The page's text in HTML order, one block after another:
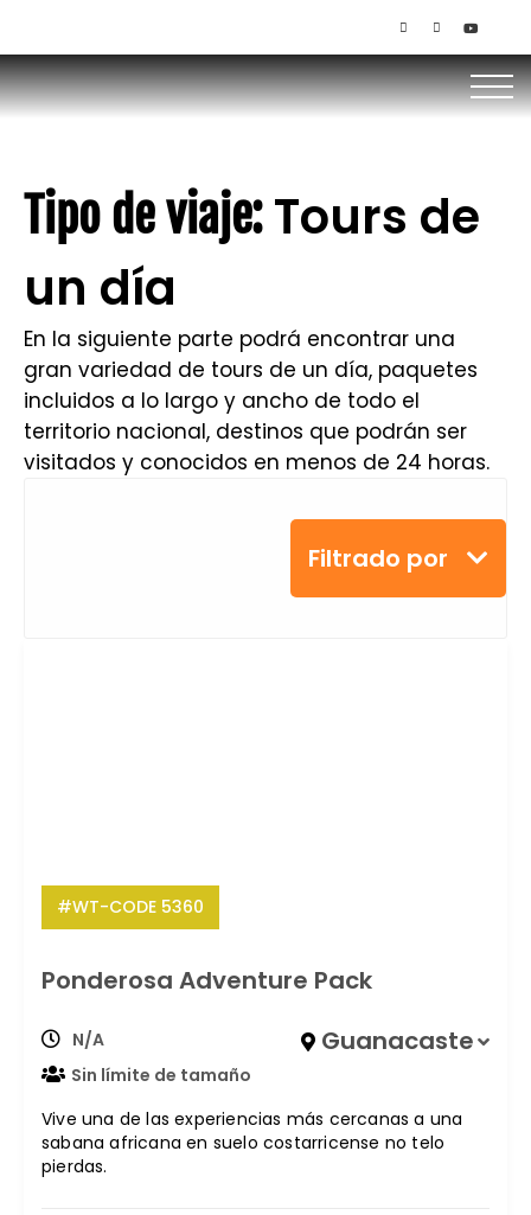
Tipo de viaje: Tours de
un día
En la siguiente parte podrá encontrar una
gran variedad de tours de un día, paquetes
incluidos a lo largo y ancho de todo el
territorio nacional, destinos que podrán ser
visitados y conocidos en menos de 24 horas.
Filtrado por
#WT-CODE 5360
Ponderosa Adventure Pack
N/A Guanacaste
Sin límite de tamaño
Vive una de las experiencias más cercanas a una
sabana africana en suelo costarricense no telo
pierdas.